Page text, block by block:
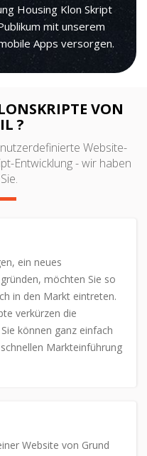
Housing Klon Skript
mit unserem
Apps versorgen.
VON
?
Website-
Entwicklung - wir haben
ein neues
möchten Sie so
in den Markt eintreten.
verkürzen die
können ganz einfach
Markteinführung
Website von Grund